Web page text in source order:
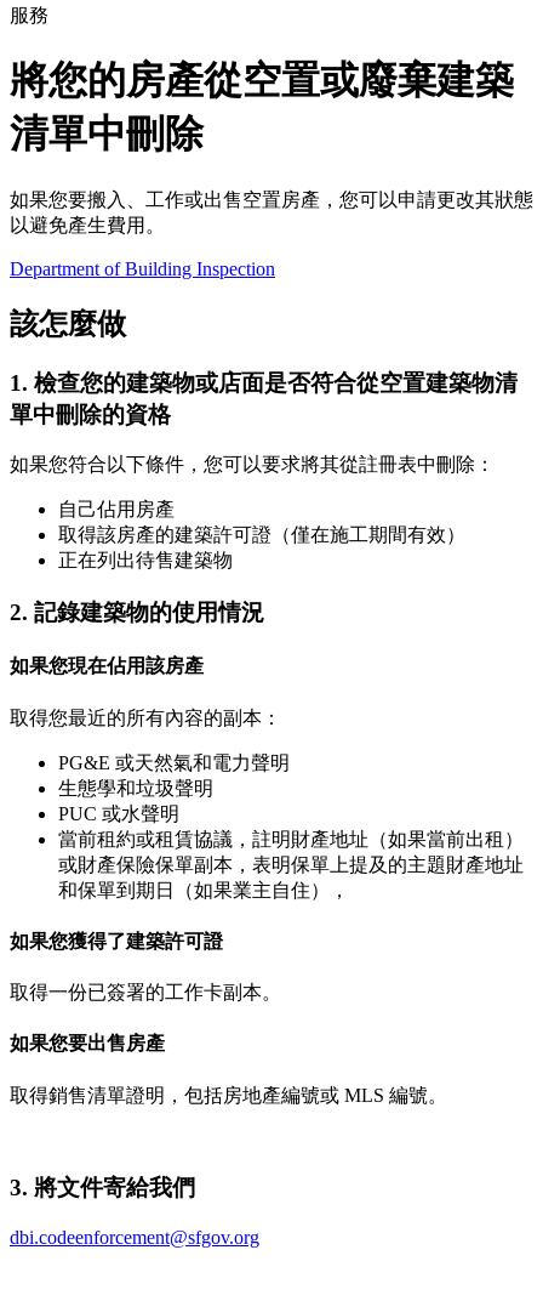
服務
將您的房產從空置或廢棄建築
清單中刪除
如果您要搬入、工作或出售空置房產，您可以申請更改其狀態
以避免產生費用。
Department of Building Inspection
該怎麼做
1. 檢查您的建築物或店面是否符合從空置建築物清
單中刪除的資格
如果您符合以下條件，您可以要求將其從註冊表中刪除：
自己佔用房產
取得該房產的建築許可證（僅在施工期間有效）
正在列出待售建築物
2. 記錄建築物的使用情況
如果您現在佔用該房產
取得您最近的所有內容的副本：
PG&E 或天然氣和電力聲明
生態學和垃圾聲明
PUC 或水聲明
當前租約或租賃協議，註明財產地址（如果當前出租）
或財產保險保單副本，表明保單上提及的主題財產地址
和保單到期日（如果業主自住），
如果您獲得了建築許可證
取得一份已簽署的工作卡副本。
如果您要出售房產
取得銷售清單證明，包括房地產編號或 MLS 編號。
3. 將文件寄給我們
dbi.codeenforcement@sfgov.org